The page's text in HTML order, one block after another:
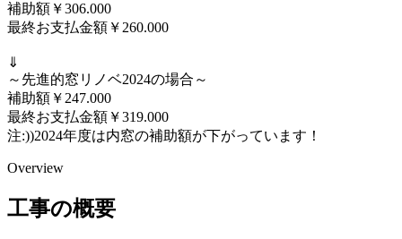
補助額￥306.000
最終お支払金額￥260.000
⇓
～先進的窓リノベ2024の場合～
補助額￥247.000
最終お支払金額￥319.000
注:))2024年度は内窓の補助額が下がっています！
Overview
工事の概要